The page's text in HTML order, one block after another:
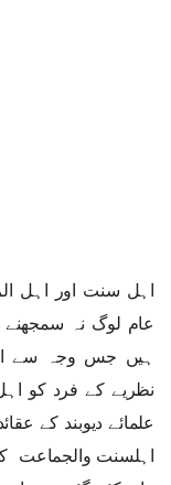
اہل سنت اور اہل
عام لوگ نہ
ہیں جس وجہ سے
نظریے کے فرد کو
علمائے دیوبند کے
اہلسنت والجماعت